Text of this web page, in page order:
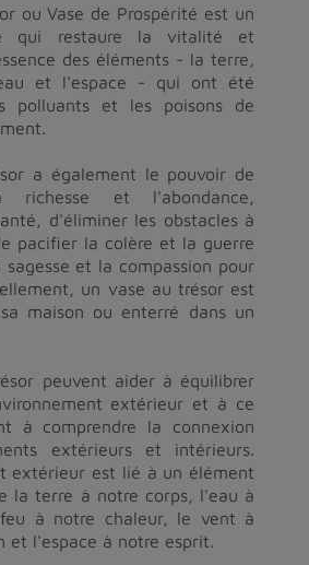
ou Vase de Prospérité est un
qui restaure la vitalité et
des éléments - la terre,
et l'espace - qui ont été
polluants et les poisons de
a également le pouvoir de
richesse et l'abondance,
d'éliminer les obstacles à
pacifier la colère et la guerre
et la compassion pour
un vase au trésor est
maison ou enterré dans un
peuvent aider à équilibrer
extérieur et à ce
à comprendre la connexion
extérieurs et intérieurs.
extérieur est lié à un élément
la terre à notre corps, l'eau à
à notre chaleur, le vent à
et l'espace à notre esprit.